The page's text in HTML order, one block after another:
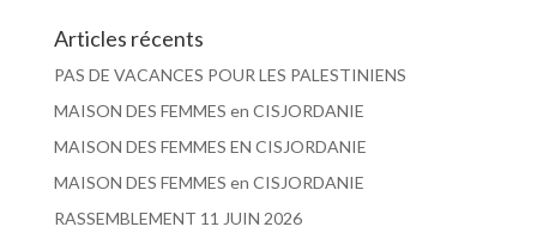
Articles récents
PAS DE VACANCES POUR LES PALESTINIENS
MAISON DES FEMMES en CISJORDANIE
MAISON DES FEMMES EN CISJORDANIE
MAISON DES FEMMES en CISJORDANIE
RASSEMBLEMENT 11 JUIN 2026